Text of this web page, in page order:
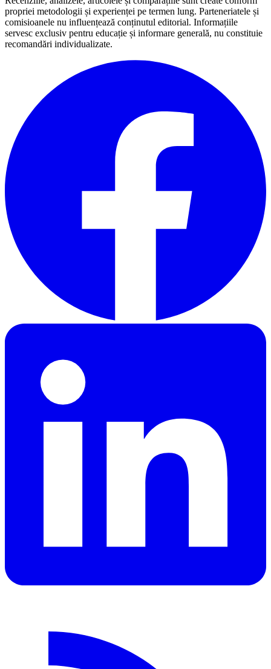
propriei metodologii și experienței pe termen lung. Parteneriatele și
comisioanele nu influențează conținutul editorial. Informațiile
servesc exclusiv pentru educație și informare generală, nu constituie
recomandări individualizate.